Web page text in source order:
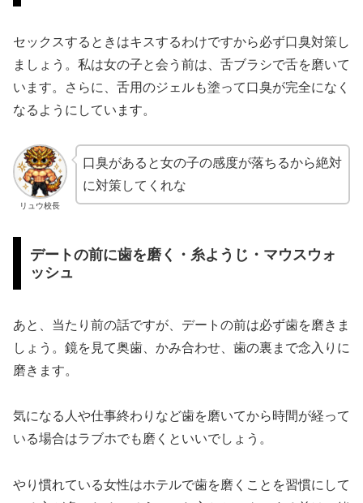
セックスするときはキスするわけですから必ず口臭対策し
ましょう。私は女の子と会う前は、舌ブラシで舌を磨いて
います。さらに、舌用のジェルも塗って口臭が完全になく
なるようにしています。
リュウ校長
口臭があると女の子の感度が落ちるから絶対
に対策してくれな
デートの前に歯を磨く・糸ようじ・マウスウォ
ッシュ
あと、当たり前の話ですが、デートの前は必ず歯を磨きま
しょう。鏡を見て奥歯、かみ合わせ、歯の裏まで念入りに
磨きます。
気になる人や仕事終わりなど歯を磨いてから時間が経って
いる場合はラブホでも磨くといいでしょう。
やり慣れている女性はホテルで歯を磨くことを習慣にして